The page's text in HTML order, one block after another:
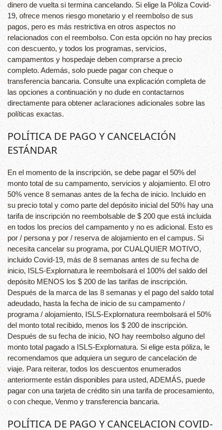
dinero de vuelta si termina cancelando. Si elige la Póliza Covid-
19, ofrece menos riesgo monetario y el reembolso de sus
pagos, pero es más restrictiva en otros aspectos no
relacionados con el reembolso. Con esta opción no hay precios
con descuento, y todos los programas, servicios,
campamentos y hospedaje deben comprarse a precio
completo. Además, solo puede pagar con cheque o
transferencia bancaria. Consulte una explicación completa de
las opciones a continuación y no dude en contactarnos
directamente para obtener aclaraciones adicionales sobre las
políticas exactas.
POLÍTICA DE PAGO Y CANCELACIÓN
ESTÁNDAR
En el momento de la inscripción, se debe pagar el 50% del
monto total de su campamento, servicios y alojamiento. El otro
50% vence 8 semanas antes de la fecha de inicio. Incluido en
su precio total y como parte del depósito inicial del 50% hay una
tarifa de inscripción no reembolsable de $ 200 que está incluida
en todos los precios del campamento y no es adicional. Esto es
por / persona y por / reserva de alojamiento en el campus. Si
necesita cancelar su programa, por CUALQUIER MOTIVO,
incluido Covid-19, más de 8 semanas antes de su fecha de
inicio, ISLS-Explornatura le reembolsará el 100% del saldo del
depósito MENOS los $ 200 de las tarifas de inscripción.
Después de la marca de las 8 semanas y el pago del saldo total
adeudado, hasta la fecha de inicio de su campamento /
programa / alojamiento, ISLS-Explornatura reembolsará el 50%
del monto total recibido, menos los $ 200 de inscripción.
Después de su fecha de inicio, NO hay reembolso alguno del
monto total pagado a ISLS-Explornatura. Si elige esta póliza, le
recomendamos que adquiera un seguro de cancelación de
viaje. Para reiterar, todos los descuentos enumerados
anteriormente están disponibles para usted, ADEMÁS, puede
pagar con una tarjeta de crédito sin una tarifa de procesamiento,
o con cheque, Venmo y transferencia bancaria.
POLÍTICA DE PAGO Y CANCELACION COVID-